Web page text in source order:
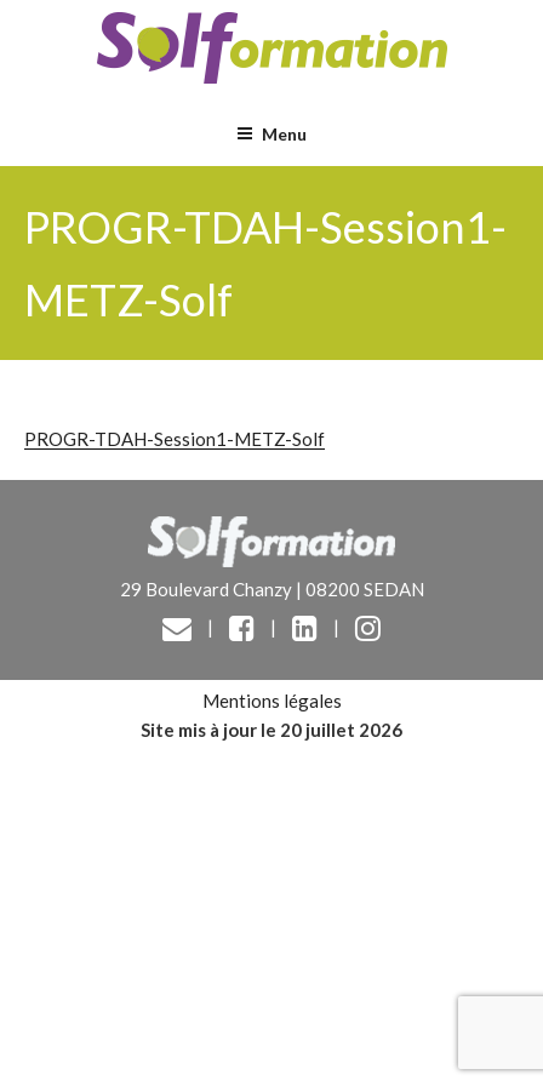
Menu
PROGR-TDAH-Session1-
METZ-Solf
PROGR-TDAH-Session1-METZ-Solf
29 Boulevard Chanzy | 08200 SEDAN
|
| |
Mentions légales
Site mis à jour le 20 juillet 2026